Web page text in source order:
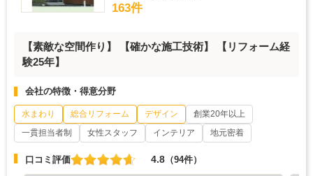
163件
【素敵な空間作り】 【確かな施工技術】 【リフォーム経
験25年】
会社の特徴・得意分野
水まわり 総合リフォーム デザイン
創業20年以上
一貫担当者制
女性スタッフ インテリア 地元密着
口コミ評価 4.8 （94件）